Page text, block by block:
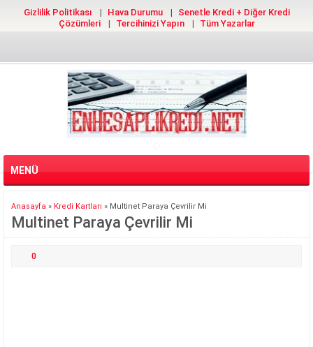
Gizlilik Politikası Hava Durumu
Senetle Kredi + Diğer Kredi
Çözümleri
Tercihinizi Yapın Tüm Yazarlar
MENÜ
Anasayfa » Kredi Kartları » Multinet Paraya Çevrilir Mi
Multinet Paraya Çevrilir Mi
0